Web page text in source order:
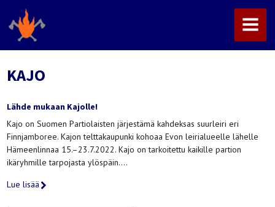
MENU
KAJO
Lähde mukaan Kajolle!
Kajo on Suomen Partiolaisten järjestämä kahdeksas suurleiri eri
Finnjamboree. Kajon telttakaupunki kohoaa Evon leirialueelle lähelle
Hämeenlinnaa 15.–23.7.2022. Kajo on tarkoitettu kaikille partion
ikäryhmille tarpojasta ylöspäin….
Lue lisää